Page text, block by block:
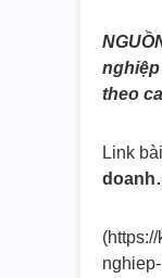
nghiệp
theo
Link